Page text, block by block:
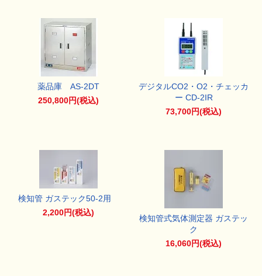
薬品庫 AS-2DT
250,800円(税込)
デジタルCO2・O2・チェッカ
ー CD-2IR
73,700円(税込)
検知管 ガステック50-2用
2,200円(税込)
検知管式気体測定器 ガステッ
ク
16,060円(税込)